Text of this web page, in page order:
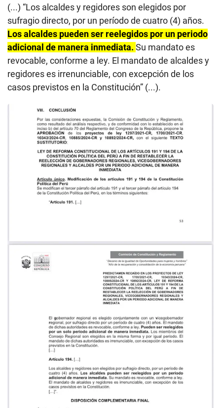
(...) “Los alcaldes y regidores son elegidos por
sufragio directo, por un período de cuatro (4) años.
Los alcaldes pueden ser reelegidos por un periodo
adicional de manera inmediata. Su mandato es
revocable, conforme a ley. El mandato de alcaldes y
regidores es irrenunciable, con excepción de los
casos previstos en la Constitución” (...).